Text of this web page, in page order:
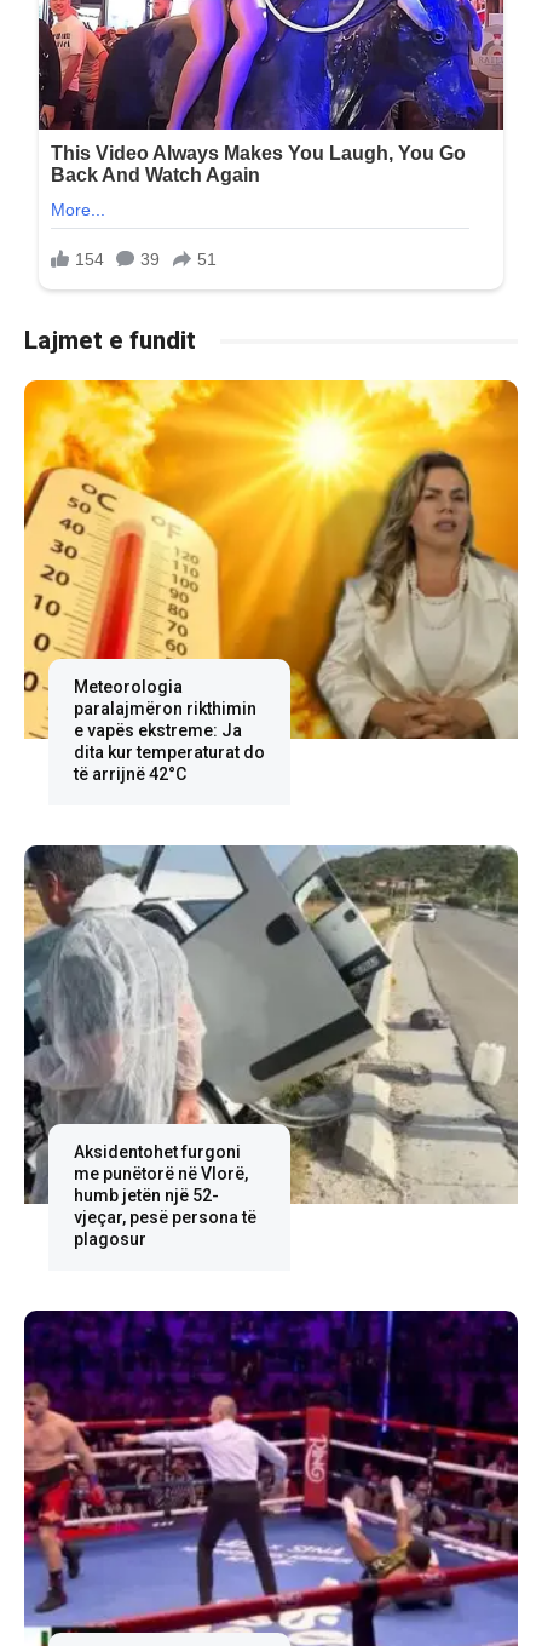
Lajmet e fundit
Meteorologia
paralajmëron rikthimin
e vapës ekstreme: Ja
dita kur temperaturat do
të arrijnë 42°C
Aksidentohet furgoni
me punëtorë në Vlorë,
humb jetën një 52-
vjeçar, pesë persona të
plagosur